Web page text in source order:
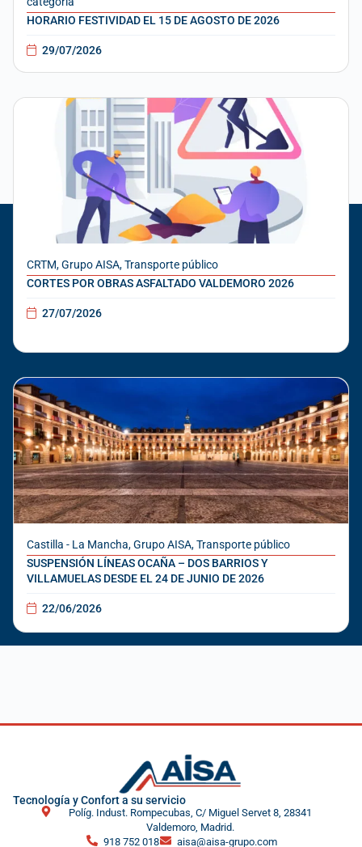
HORARIO FESTIVIDAD EL 15 DE AGOSTO DE 2026
29/07/2026
CRTM,Grupo AISA,Transporte público
CORTES POR OBRAS ASFALTADO VALDEMORO 2026
27/07/2026
Castilla - La Mancha,Grupo AISA,Transporte público
SUSPENSIÓN LÍNEAS OCAÑA – DOS BARRIOS Y
VILLAMUELAS DESDE EL 24 DE JUNIO DE 2026
22/06/2026
Tecnología y Confort a su servicio
Políg. Indust. Rompecubas, C/ Miguel Servet 8, 28341
Valdemoro, Madrid.
918 752 018
aisa@aisa-grupo.com